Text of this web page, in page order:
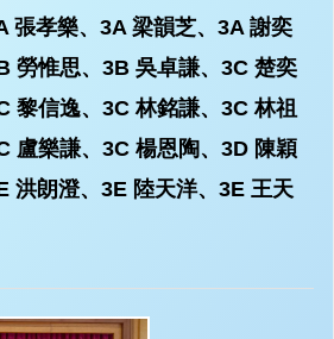
張孝樂、3A 梁韻芝、3A 謝奕
勞惟思、3B 吳卓謙、3C 楚奕
黎信逸、3C 林銘謙、3C 林祖
盧樂謙、3C 楊恩陶、3D 陳穎
洪朗澄、3E 陸天洋、3E 王天